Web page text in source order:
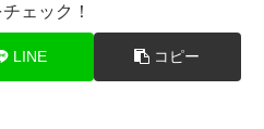
ェック！
LINE コピー